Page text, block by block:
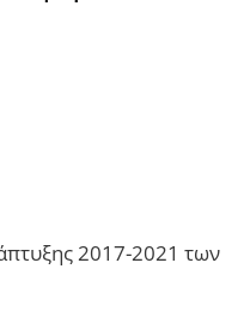
2017-2021 των